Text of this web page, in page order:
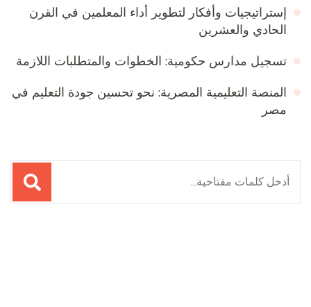
إستراتيجيات وأفكار لتطوير أداء المعلمين في القرن
الحادي والعشرين
تسجيل مدارس حكومية: الخطوات والمتطلبات اللازمة
المنصة التعليمية المصرية: نحو تحسين جودة التعليم في
مصر
البحث
عن: